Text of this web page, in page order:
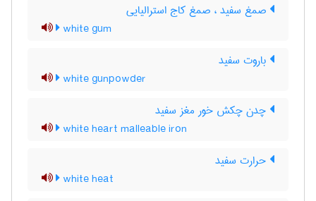
صمغ سفید ، صمغ کاج استرالیایی
white gum
باروت سفید
white gunpowder
چدن چکش خور مغز سفید
white heart malleable iron
حرارت سفید
white heat